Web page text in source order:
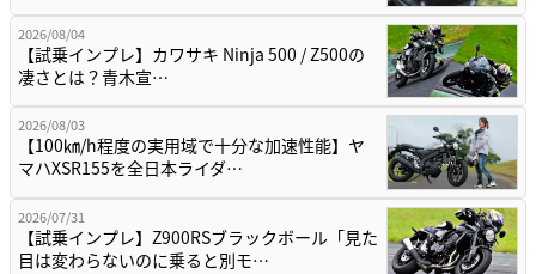
2026/08/04
【試乗インプレ】カワサキ Ninja 500 / Z500の
凄さとは？青木宣…
2026/08/03
【100㎞/h程度の実用域で十分な加速性能】ヤ
マハXSR155を全日本ライダ…
2026/07/31
【試乗インプレ】Z900RSブラックボール「見た
目は変わらないのに乗ると別モ…